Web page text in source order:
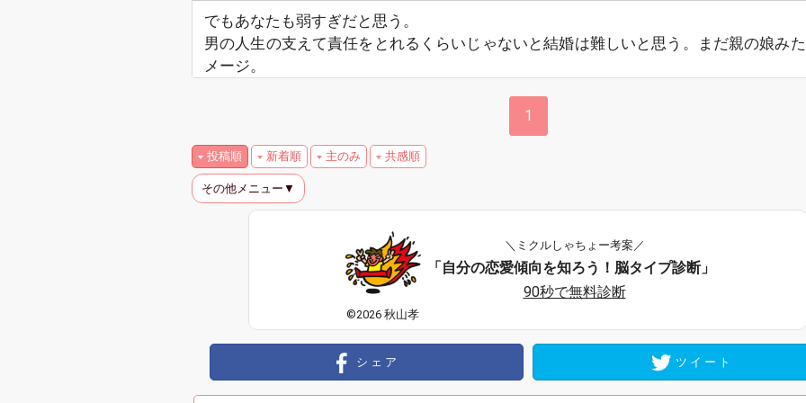
でもあなたも弱すぎだと思う。
男の人生の支えて責任をとれるくらいじゃないと結婚は難しいと思う。まだ親の娘み
メージ。
1
投稿順 新着順 主のみ 共感順
その他メニュー▼
©2026 秋山孝
＼ミクルしゃちょー考案／
「自分の恋愛傾向を知ろう！脳タイプ診断」
90秒で無料診断
シェア ツイート